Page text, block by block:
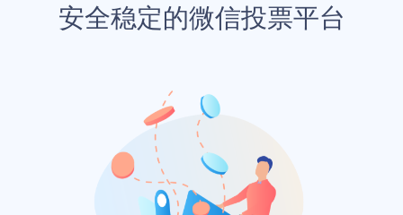
安全稳定的微信投票平台